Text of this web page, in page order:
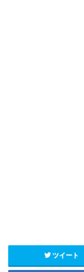
ツイート